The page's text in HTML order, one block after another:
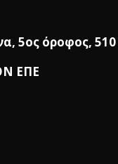
5ος όροφος,
ΕΠΕ